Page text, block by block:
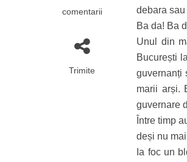
comentarii
Trimite
debara
Ba da! Ba
Unul din
București
guvernanți
marii arși.
guvernare
Între timp
deși nu
Ia foc un